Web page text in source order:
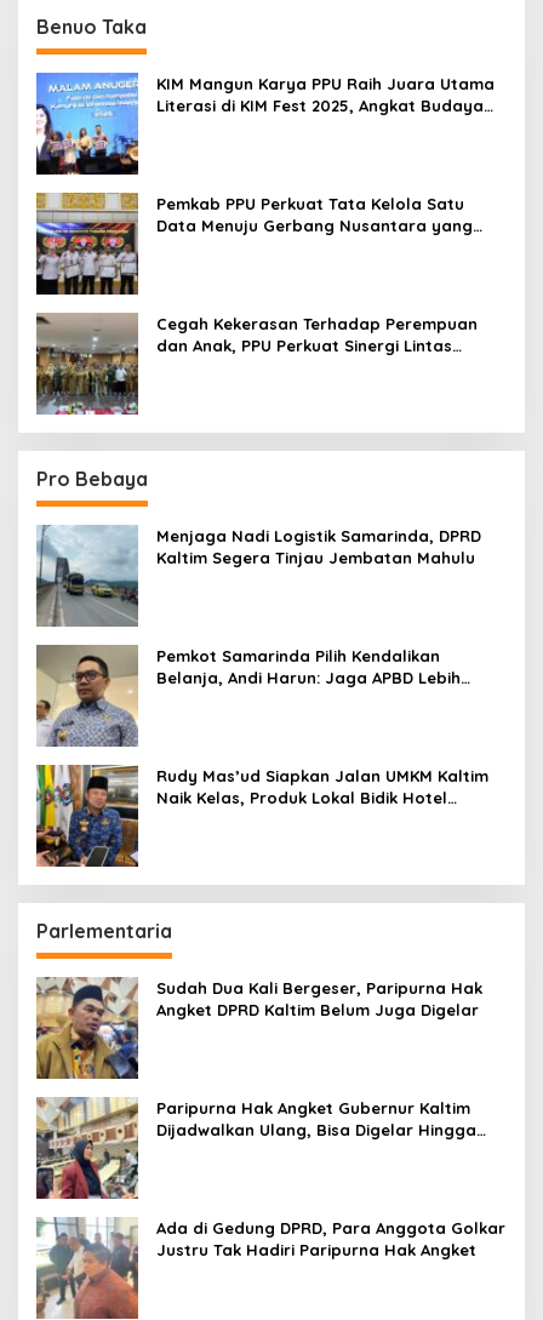
Benuo Taka
KIM Mangun Karya PPU Raih Juara Utama
Literasi di KIM Fest 2025, Angkat Budaya
Pemkab PPU Perkuat Tata Kelola Satu
Data Menuju Gerbang Nusantara yang
Cegah Kekerasan Terhadap Perempuan
dan Anak, PPU Perkuat Sinergi Lintas
Pro Bebaya
Menjaga Nadi Logistik Samarinda, DPRD
Kaltim Segera Tinjau Jembatan Mahulu
Pemkot Samarinda Pilih Kendalikan
Belanja, Andi Harun: Jaga APBD Lebih
Rudy Mas’ud Siapkan Jalan UMKM Kaltim
Naik Kelas, Produk Lokal Bidik Hotel
Parlementaria
Sudah Dua Kali Bergeser, Paripurna Hak
Angket DPRD Kaltim Belum Juga Digelar
Paripurna Hak Angket Gubernur Kaltim
Dijadwalkan Ulang, Bisa Digelar Hingga
Ada di Gedung DPRD, Para Anggota Golkar
Justru Tak Hadiri Paripurna Hak Angket